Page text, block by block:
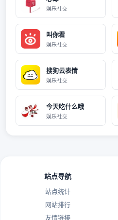
娱乐社交
叫你看
娱乐社交
搜狗云表情
娱乐社交
今天吃什么哦
娱乐社交
站点导航
站点统计
网站排行
友情链接